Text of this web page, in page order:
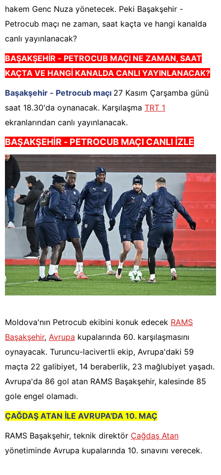
hakem Genc Nuza yönetecek. Peki Başakşehir -
Petrocub maçı ne zaman, saat kaçta ve hangi kanalda
canlı yayınlanacak?
BAŞAKŞEHİR - PETROCUB MAÇI NE ZAMAN, SAAT
KAÇTA VE HANGİ KANALDA CANLI YAYINLANACAK?
Başakşehir - Petrocub maçı 27 Kasım Çarşamba günü
saat 18.30'da oynanacak. Karşılaşma TRT 1
ekranlarından canlı yayınlanacak.
BAŞAKŞEHİR - PETROCUB MAÇI CANLI İZLE
Moldova'nın Petrocub ekibini konuk edecek RAMS
Başakşehir, Avrupa kupalarında 60. karşılaşmasını
oynayacak. Turuncu-lacivertli ekip, Avrupa'daki 59
maçta 22 galibiyet, 14 beraberlik, 23 mağlubiyet yaşadı.
Avrupa'da 86 gol atan RAMS Başakşehir, kalesinde 85
gole engel olamadı.
ÇAĞDAŞ ATAN İLE AVRUPA'DA 10. MAÇ
RAMS Başakşehir, teknik direktör Çağdaş Atan
yönetiminde Avrupa kupalarında 10. sınavını verecek.